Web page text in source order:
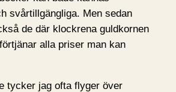
svårtillgängliga. Men sedan
de där klockrena guldkornen
alla priser man kan
tycker jag ofta flyger över